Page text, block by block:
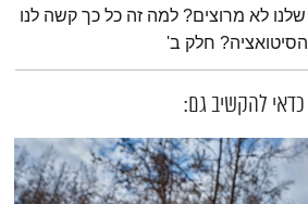
לא מרוצים? למה זה כל כך קשה לנו
חלק ב'
כדאי להקשיב גם: